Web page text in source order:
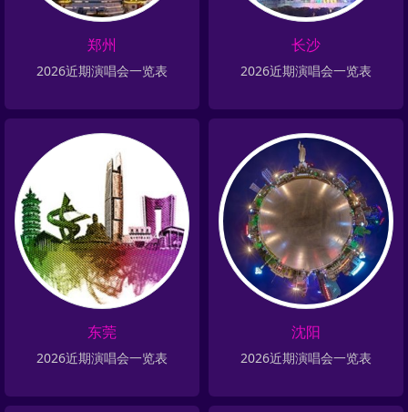
郑州
2026近期演唱会一览表
长沙
2026近期演唱会一览表
东莞
2026近期演唱会一览表
沈阳
2026近期演唱会一览表